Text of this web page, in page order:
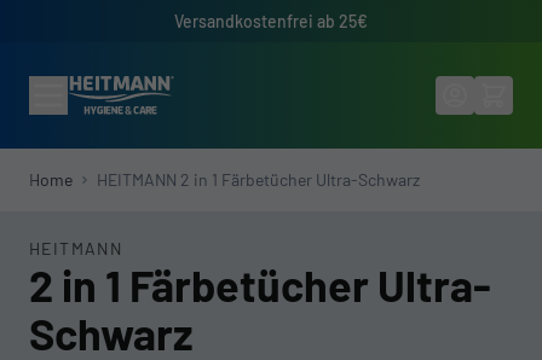
Versandkostenfrei ab 25€
Home HEITMANN 2 in 1 Färbetücher Ultra-Schwarz
HEITMANN
2 in 1 Färbetücher Ultra-
Schwarz